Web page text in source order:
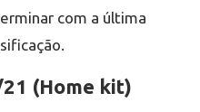
com a última
(Home kit)